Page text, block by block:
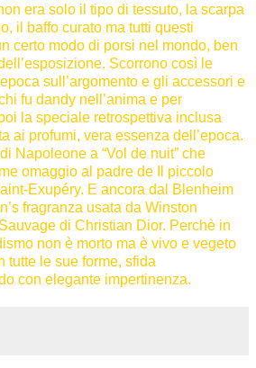
era solo il tipo di tessuto, la scarpa
il baffo curato ma tutti questi
certo modo di porsi nel mondo, ben
Scorrono così le
sull’argomento e gli accessori e
fu dandy nell’anima e per
la speciale retrospettiva inclusa
ai profumi, vera essenza dell’epoca.
Napoleone a “Vol de nuit” che
omaggio al padre de Il piccolo
Exupéry. E ancora dal Blenheim
fragranza usata da Winston
di Christian Dior. Perchè in
non è morto ma è vivo e vegeto
tutte le sue forme, sfida
con elegante impertinenza.